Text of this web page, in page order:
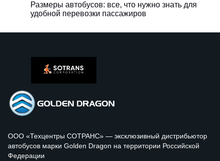
Размеры автобусов: все, что нужно знать для
удобной перевозки пассажиров
ООО «Техцентры СОТРАНС» — эксклюзивный дистрибьютор
автобусов марки Golden Dragon на территории Российской
Федерации